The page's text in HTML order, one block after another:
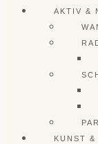
AKTIV &
KUNST &